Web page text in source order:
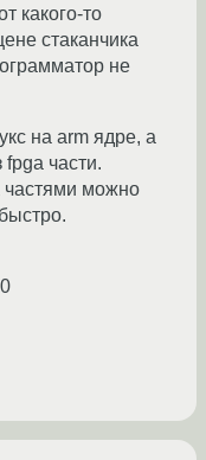
какого-то
стаканчика
не
на arm ядре, а
fpga части.
можно